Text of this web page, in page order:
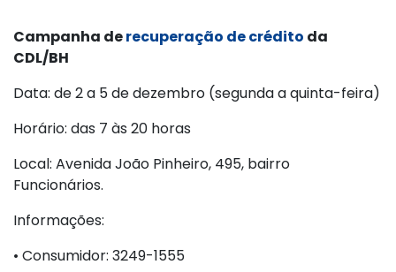
Campanha derecuperação de crédito da
CDL/BH
Data: de 2 a 5 de dezembro (segunda a quinta-feira)
Horário: das 7 às 20 horas
Local: Avenida João Pinheiro, 495, bairro
Funcionários.
Informações:
• Consumidor: 3249-1555